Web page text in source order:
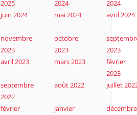
2025 2024
2024
juin 2024 mai 2024 avril 2024
novembre
2023
octobre
2023
2023
avril 2023 mars 2023
février
2023
septembre
2022
août 2022 juillet
février
janvier
décembre